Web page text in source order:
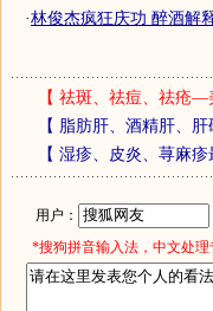
·林俊杰疯狂庆功 醉酒解
【 祛斑、祛痘、祛疮—
【 脂肪肝、酒精肝、
【 湿疹、皮炎、荨麻疹
用户：
*搜狗拼音输入法，中文处理